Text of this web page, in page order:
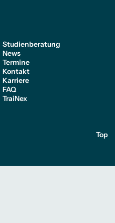
Studienberatung
News
Termine
Kontakt
Karriere
FAQ
TraiNex
Top